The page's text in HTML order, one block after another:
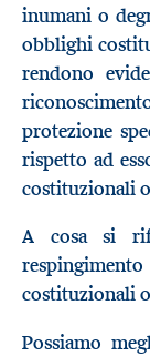
inumani o
obblighi
rendono
protezione
rispetto ad
costituzionali
A cosa si
costituzionali
Possiamo